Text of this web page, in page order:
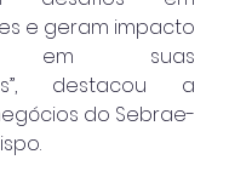
e geram impacto
em suas
destacou a
do Sebrae-